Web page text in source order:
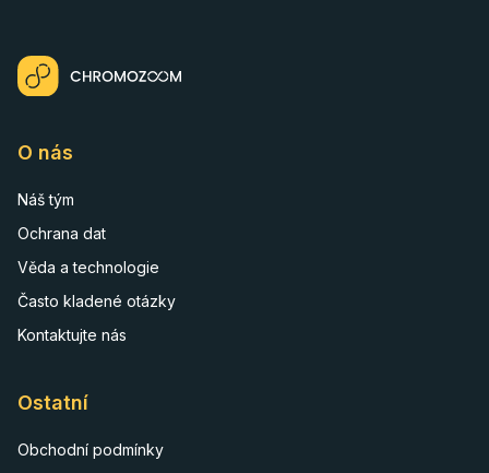
O nás
Náš tým
Ochrana dat
Věda a technologie
Často kladené otázky
Kontaktujte nás
Ostatní
Obchodní podmínky